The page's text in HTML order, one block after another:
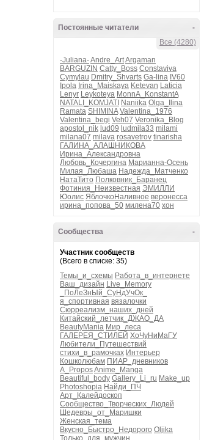
-
Постоянные читатели
Все (4280)
-Juliana-Andre_ArtArgaman
BARGUZIN Catty_Boss Constaviva
Cymylau Dmitry_Shvarts Ga-lina IV60
Ipola Irina_Maiskaya Ketevan Laticia
Lenyr Leykoteya MonnA_KonstantA
NATALI_KOMJATI Naniika Olga_Ilina
Ramata SHIMINA Valentina_1976
Valentina_begi Veh07 Veronika_Blog
apostol_nik lud09 ludmila33 milami
milana07 milava rosavetrov tinarisha
ГАЛИНА_АЛАШНИКОВА
Ирина_Александровна
Любовь_Кочергина Марианна-Осень
Милая_Любаша Надежда_Матченко
НатаТито Полковник_Баранец
Фотиния_Неизвестная ЭМИЛЛИ
Юолис ЯблочкоНаливное веронесса
ирина_попова_50 милена70 хон
-
Сообщества
Участник сообществ
(Всего в списке: 35)
Темы_и_схемы Работа_в_интернете
Ваш_дизайн Live_Memory
_ПоЛеЗнЫй_СуНдУчОк_
я_спортивная вязалочки
Сюрреализм_наших_дней
Китайский_летчик_ДЖАО_ДА
BeautyMania Мир_леса
ГАЛЕРЕЯ_СТИЛЕЙ ХоЧуНиМаГУ
Любители_Путешествий
стихи_в_рамочках Интерьер
Кошколюбам ПИАР_дневников
A_ProposAnime_Manga
Beautiful_body Gallery_Li_ru Make_up
Photoshopia Найди_ПЧ
Арт_Калейдоскоп
Сообщество_Творческих_Людей
Шедевры_от_Маришки
Женская_тема
Вкусно_Быстро_Недорого Oljika
Только_для_мужчин